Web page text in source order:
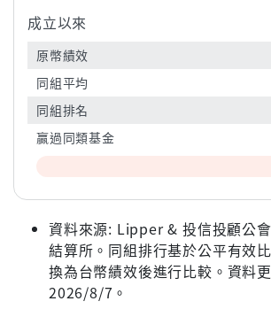
成立以來
原幣績效
同組平均
同組排名
贏過同類基金
資料來源: Lipper & 投信投顧公
結算所。同組排行基於公平有效
換為台幣績效後進行比較。資料更
2026/8/7。